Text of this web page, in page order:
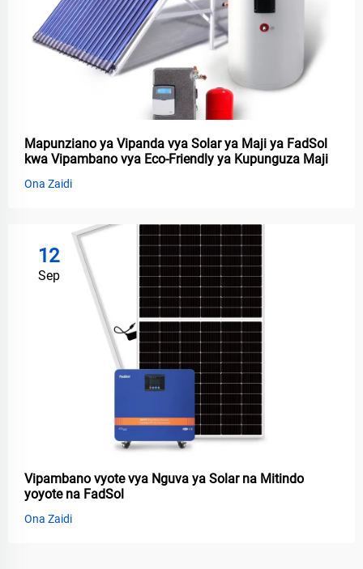
Mapunziano ya Vipanda vya Solar ya Maji ya FadSol
kwa Vipambano vya Eco-Friendly ya Kupunguza Maji
Ona Zaidi
12
Sep
Vipambano vyote vya Nguva ya Solar na Mitindo
yoyote na FadSol
Ona Zaidi